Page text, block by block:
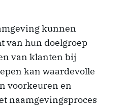
kunnen
van hun doelgroep
van klanten bij
kan waardevolle
voorkeuren en
naamgevingsproces